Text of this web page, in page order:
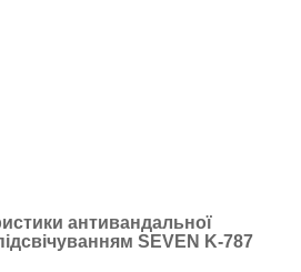
антивандальної
SEVEN K-787